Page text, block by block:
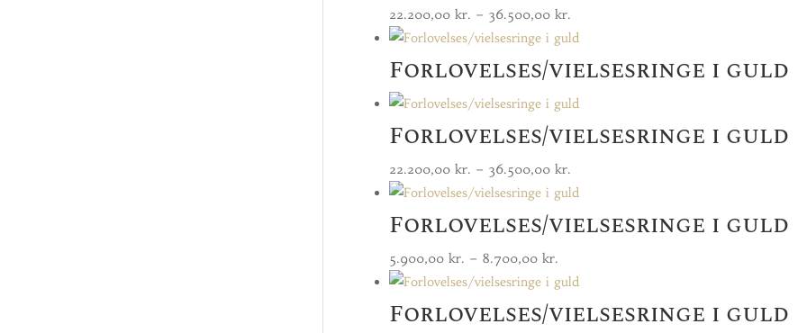
22.200,00 kr. – 36.500,00 kr.Prisinterval:
22.200,00 kr.
til
Forlovelses/vielsesringe i guld
Forlovelses/vielsesringe i guld
22.200,00 kr. – 36.500,00 kr.Prisinterval:
22.200,00 kr.
til
Forlovelses/vielsesringe i guld
5.900,00 kr. – 8.700,00 kr.Prisinterval:
5.900,00 kr.
til
Forlovelses/vielsesringe i guld